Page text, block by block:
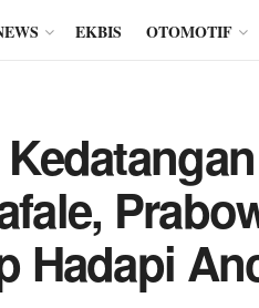
EKBIS OTOMOTIF
Hadapi